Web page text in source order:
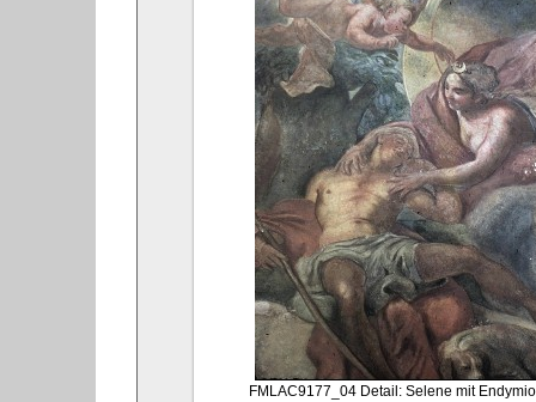
FMLAC9177_04 Detail: Selene mit